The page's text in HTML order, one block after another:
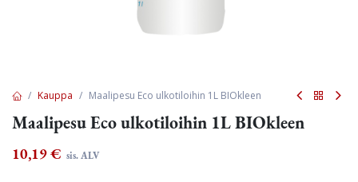
Kauppa Maalipesu Eco ulkotiloihin 1L BIOkleen
Maalipesu Eco ulkotiloihin 1L BIOkleen
10,19€ sis. ALV